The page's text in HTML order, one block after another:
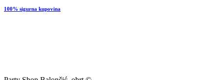
100% sigurna kupovina